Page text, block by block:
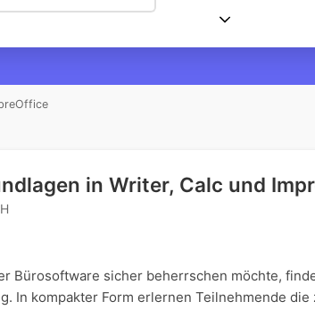
in Writer, Calc und
Bürosoftware sicher beherrschen möchte,
In kompakter Form erlernen Teilnehmende die